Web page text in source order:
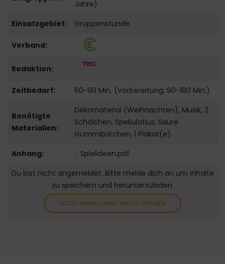
Jahre)
Einsatzgebiet:
Gruppenstunde
Verband:
Redaktion:
Zeitbedarf: 60-90 Min. (Vorbereitung: 90-180 Min.)
Benötigte
Materialien:
Dekomaterial (Weihnachten), Musik, 2
Schälchen, Spekulatius, Saure
Gummibärchen, 1 Plakat(e)
Anhang:
Spielideen.pdf
Du bist nicht angemeldet. Bitte melde dich an um Inhalte
zu speichern und herunterzuladen.
JETZT ANMELDEN / REGISTRIEREN